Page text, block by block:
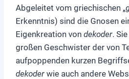
Abgeleitet vom griechischen „
Erkenntnis) sind die Gnosen
Eigenkreation von dekoder.
großen Geschwister der von
aufpoppenden kurzen
dekoder wie auch andere